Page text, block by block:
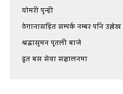
योमरी पुन्ही
ठेगानासहित सम्पर्क नम्बर पनि उल्लेख
श्रद्धासुमन पुतली बाजे
द्रुत बस सेवा सञ्चालनमा